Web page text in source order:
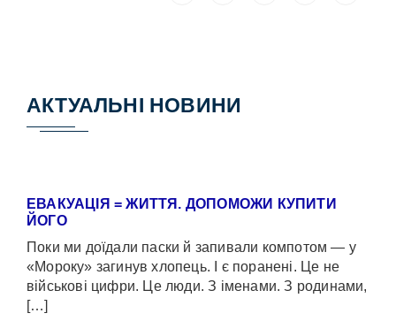
АКТУАЛЬНІ НОВИНИ
ЕВАКУАЦІЯ = ЖИТТЯ. ДОПОМОЖИ КУПИТИ
ЙОГО
Поки ми доїдали паски й запивали компотом — у
«Мороку» загинув хлопець. І є поранені. Це не
військові цифри. Це люди. З іменами. З родинами,
[…]